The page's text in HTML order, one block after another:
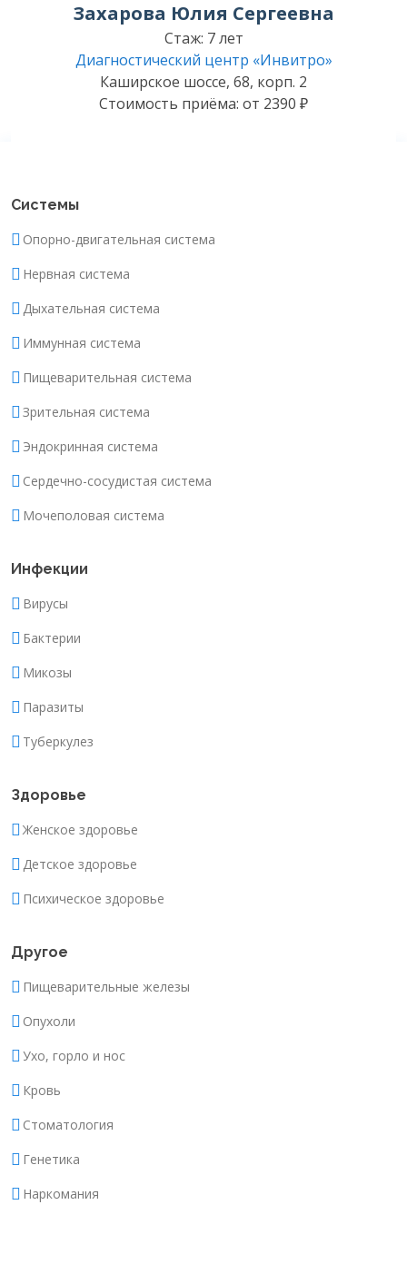
Захарова Юлия Сергеевна
Стаж: 7 лет
Диагностический центр «Инвитро»
Каширское шоссе, 68, корп. 2
Стоимость приёма: от 2390 ₽
Системы
Опорно-двигательная система
Нервная система
Дыхательная система
Иммунная система
Пищеварительная система
Зрительная система
Эндокринная система
Сердечно-сосудистая система
Мочеполовая система
Инфекции
Вирусы
Бактерии
Микозы
Паразиты
Туберкулез
Здоровье
Женское здоровье
Детское здоровье
Психическое здоровье
Другое
Пищеварительные железы
Опухоли
Ухо, горло и нос
Кровь
Стоматология
Генетика
Наркомания